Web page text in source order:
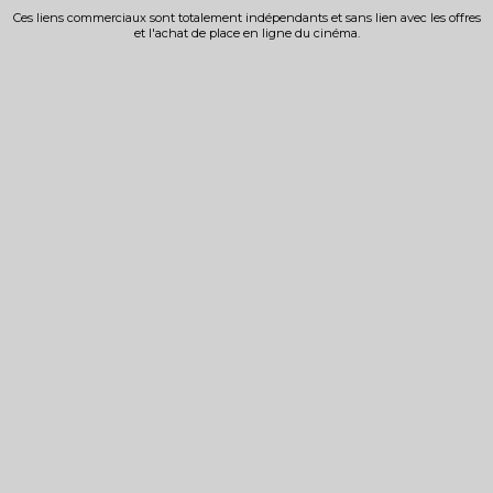
Ces liens commerciaux sont totalement indépendants et sans lien avec les offres
et l'achat de place en ligne du cinéma.